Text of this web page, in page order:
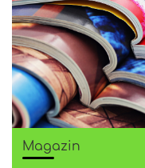
Magazin